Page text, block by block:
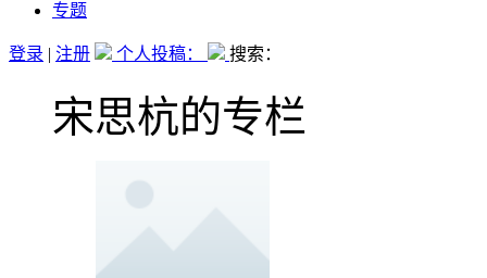
专题
登录 | 注册 个人投稿： 搜索：
宋思杭的专栏